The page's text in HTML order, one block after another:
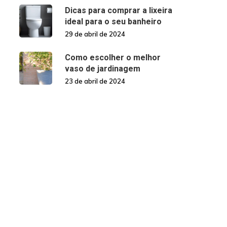
Dicas para comprar a lixeira
ideal para o seu banheiro
29 de abril de 2024
Como escolher o melhor
vaso de jardinagem
23 de abril de 2024